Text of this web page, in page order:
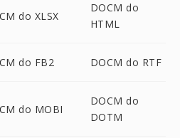
do XLSX
DOCM do
HTML
do FB2 DOCM do RTF
do MOBI
DOCM do
DOTM